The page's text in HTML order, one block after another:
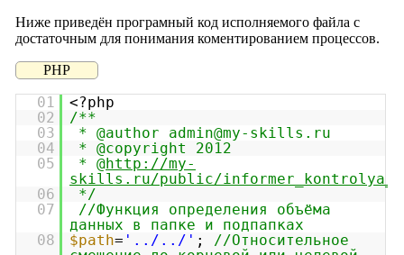
Ниже приведён програмный код исполняемого файла с
достаточным для понимания коментированием процессов.
PHP
01
<?php
02
/**
03
* @author admin@my-skills.ru
04
* @copyright 2012
05
* @http://my-
skills.ru/public/
06
*/
07
//Функция определения объёма
данных в папке и подпапках
08
$path= '../../' ; //Относительное